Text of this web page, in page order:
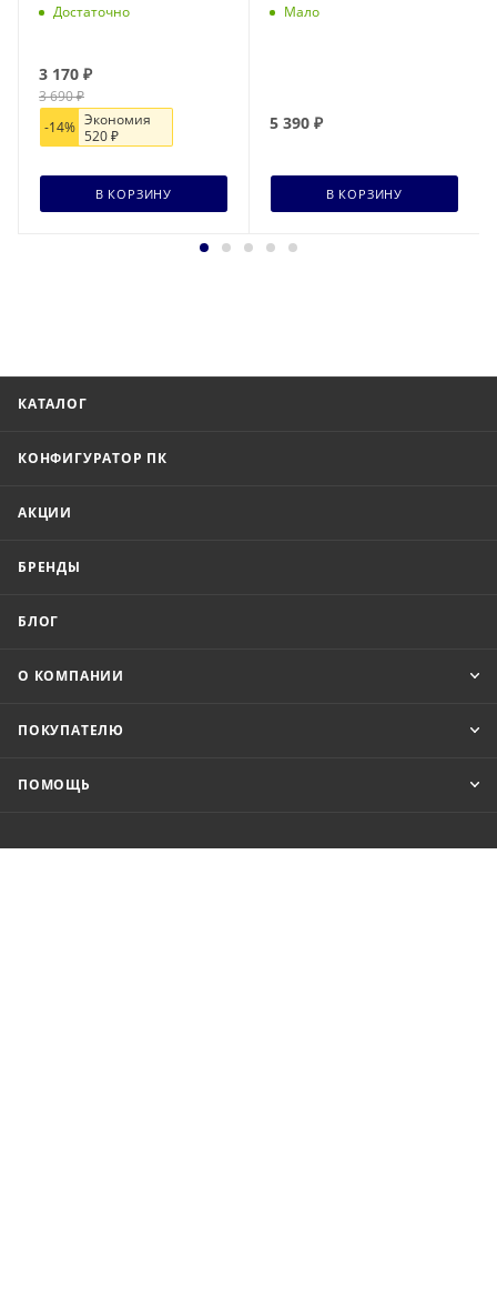
Достаточно
3 170 ₽
3 690₽
-14% Экономия
520₽
В КОРЗИНУ
Мало
5 390 ₽
В КОРЗИНУ
КАТАЛОГ
КОНФИГУРАТОР ПК
АКЦИИ
БРЕНДЫ
БЛОГ
О КОМПАНИИ
ПОКУПАТЕЛЮ
ПОМОЩЬ